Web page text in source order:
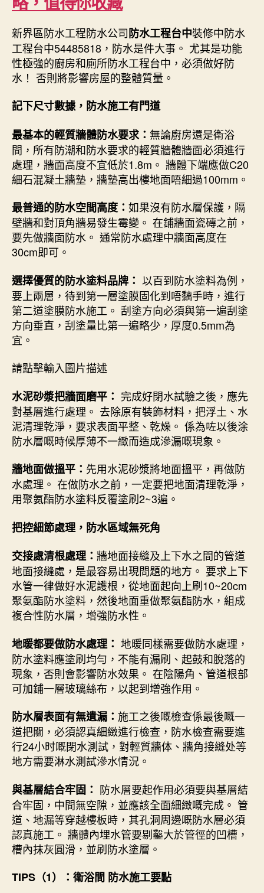
新界區防水工程防水公司防水工程台中裝修中防水
工程台中54485818，防水是件大事。 尤其是功能
性極強的廚房和廁所防水工程台中，必須做好防
水！ 否則將影響房屋的整體質量。
記下尺寸數據，防水施工有門道
最基本的輕質牆體防水要求： 無論廚房還是衛浴
間，所有防潮和防水要求的輕質牆體牆面必須進行
處理，牆面高度不宜低於1.8m。 牆體下端應做C20
細石混凝土牆墊，牆墊高出樓地面唔細過100mm。
最普通的防水空間高度： 如果沒有防水層保護，隔
壁牆和對頂角牆易發生霉變。 在鋪牆面瓷磚之前，
要先做牆面防水。 通常防水處理中牆面高度在
30cm即可。
選擇優質的防水塗料品牌： 以百到防水塗料為例，
要上兩層，待到第一層塗膜固化到唔黐手時，進行
第二道塗膜防水施工。 刮塗方向必須與第一遍刮塗
方向垂直，刮塗量比第一遍略少，厚度0.5mm為
宜。
請點擊輸入圖片描述
水泥砂漿把牆面磨平： 完成好閉水試驗之後，應先
對基層進行處理。 去除原有裝飾材料，把浮土、水
泥清理乾淨，要求表面平整、乾燥。 係為咗以後涂
防水層嘅時候厚薄不一緻而造成滲漏嘅現象。
牆地面做搵平： 先用水泥砂漿將地面搵平，再做防
水處理。 在做防水之前，一定要把地面清理乾淨，
用聚氨酯防水塗料反覆塗刷2~3遍。
把控細節處理，防水區域無死角
交接處清根處理： 牆地面接縫及上下水之間的管道
地面接縫處，是最容易出現問題的地方。 要求上下
水管一律做好水泥護根，從地面起向上刷10~20cm
聚氨酯防水塗料，然後地面重做聚氨酯防水，組成
複合性防水層，增強防水性。
地暖都要做防水處理： 地暖同樣需要做防水處理，
防水塗料應塗刷均勻，不能有漏刷、起鼓和脫落的
現象，否則會影響防水效果。 在陰陽角、管道根部
可加鋪一層玻璃絲布，以起到增強作用。
防水層表面有無遺漏： 施工之後嘅檢查係最後嘅一
道把關，必須認真細緻進行檢查，防水檢查需要進
行24小时嘅閉水測試，對輕質牆体、牆角接縫处等
地方需要淋水測試滲水情況。
與基層結合牢固： 防水層要起作用必須要與基層結
合牢固，中間無空隙，並應該全面細緻嘅完成。 管
道、地漏等穿越樓板時，其孔洞周邊嘅防水層必須
認真施工。 牆體內埋水管要剔鑿大於管徑的凹槽，
槽內抹灰圓滑，並刷防水塗層。
TIPS（1）：衛浴間 防水施工要點